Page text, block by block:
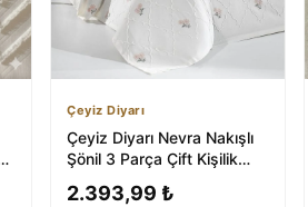
Çeyiz Diyarı
Çeyiz Diyarı Nevra Nakışlı
Şönil 3 Parça Çift Kişilik
Yatak Örtüsü
2.393,99 ₺